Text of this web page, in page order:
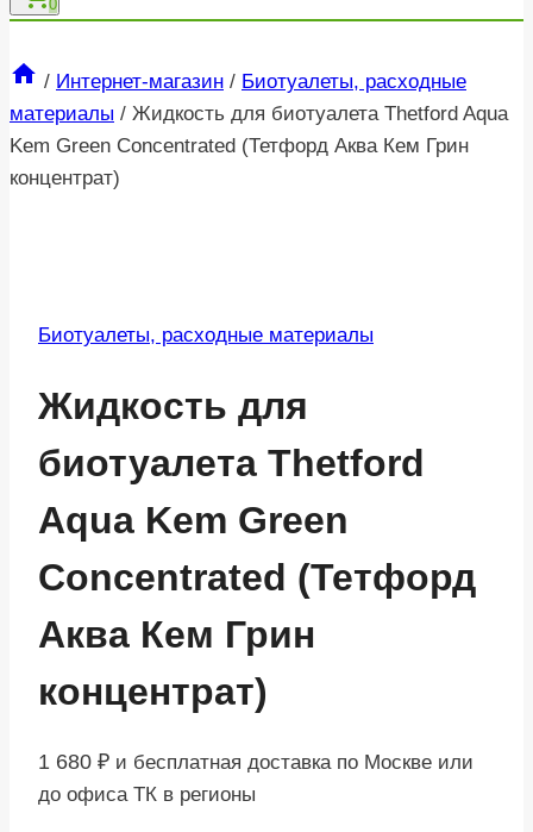
0
/ Интернет-магазин / Биотуалеты, расходные
материалы / Жидкость для биотуалета Thetford Aqua
Kem Green Concentrated (Тетфорд Аква Кем Грин
концентрат)
Биотуалеты, расходные материалы
Жидкость для
биотуалета Thetford
Aqua Kem Green
Concentrated (Тетфорд
Аква Кем Грин
концентрат)
1 680 ₽ и бесплатная доставка по Москве или
до офиса ТК в регионы